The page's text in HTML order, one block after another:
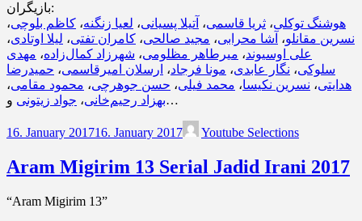
بازیگران:
هوشنگ توکلی، ثریا قاسمی، آتیلا پسیانی، لعیا زنگنه، کاظم بلوچی،
نسرین مقانلو، آشا محرابی، مجید صالحی، کامران تفتی، لیلا اوتادی،
علی اوسیوند، میرطاهر مظلومی، شهرزاد کمال‌زاده، مهدی
سلوکی، نگار عابدی، مونا فرجاد، ارسلان امیرقاسمی، حمیدرضا
هدایتی، نسرین نکیسا، محمد فیلی، حسن جوهرچی، محمود مقامی،
بهزاد رحیم‌خانی، جواد زیتونی و…
16. January 201716. January 2017 Youtube Selections
Aram Migirim 13 Serial Jadid Irani 2017
“Aram Migirim 13”